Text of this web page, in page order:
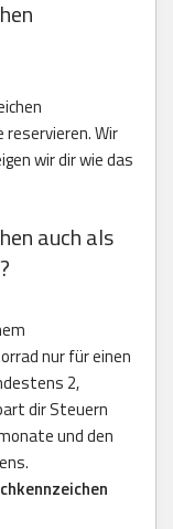
reservieren. Wir
wir dir wie das
auch als
nur für einen
2,
dir Steuern
und den